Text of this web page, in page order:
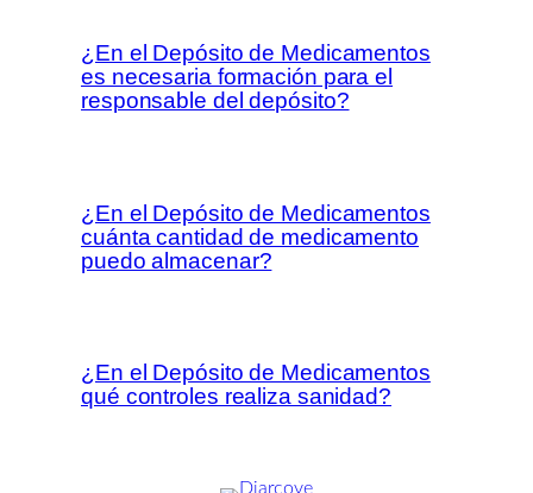
¿En el Depósito de Medicamentos
es necesaria formación para el
responsable del depósito?
¿En el Depósito de Medicamentos
cuánta cantidad de medicamento
puedo almacenar?
¿En el Depósito de Medicamentos
qué controles realiza sanidad?